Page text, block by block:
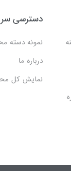
دسترسی
نمونه دسته
درباره ما
نمایش کل